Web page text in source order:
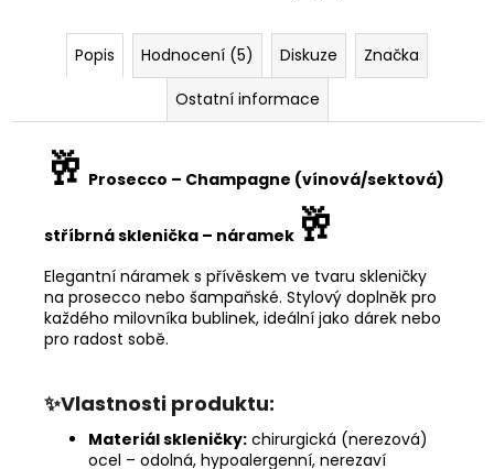
Popis Hodnocení (5) Diskuze
Značka
Ostatní informace
🥂 Prosecco – Champagne (vínová/sektová)
stříbrná sklenička – náramek 🥂
Elegantní náramek s přívěskem ve tvaru skleničky
na prosecco nebo šampaňské. Stylový doplněk pro
každého milovníka bublinek, ideální jako dárek nebo
pro radost sobě.
✨Vlastnosti produktu:
Materiál skleničky: chirurgická (nerezová)
ocel – odolná, hypoalergenní, nerezaví